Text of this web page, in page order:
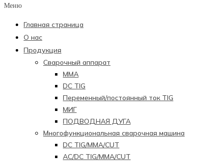
Меню
Главная страница
О нас
Продукция
Сварочный аппарат
ММА
DC TIG
Переменный/постоянный ток TIG
МИГ
ПОДВОДНАЯ ДУГА
Многофункциональная сварочная машина
DC TIG/MMA/CUT
AC/DC TIG/MMA/CUT